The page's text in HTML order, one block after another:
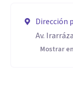
Dirección
Av.
Mostrar